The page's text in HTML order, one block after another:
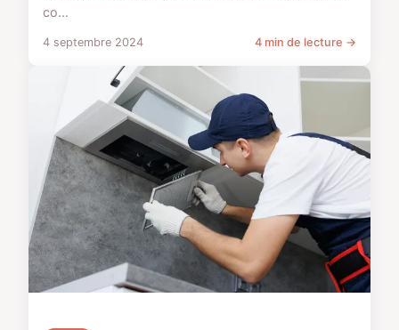
co...
4 septembre 2024 4 min de lecture →